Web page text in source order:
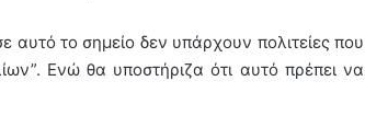
αυτό το σημείο δεν υπάρχουν πολιτείες που
Ενώ θα υποστήριζα ότι αυτό πρέπει να